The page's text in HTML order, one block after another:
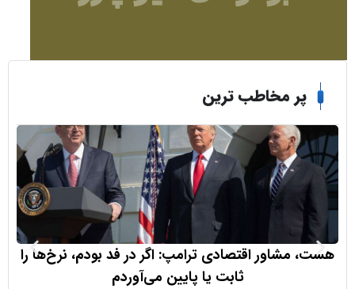
پر مخاطب ترین
اقتصادی ترامپ: اگر در فد بودم، نرخ‌ها را
ثابت یا پایین می‌آوردم